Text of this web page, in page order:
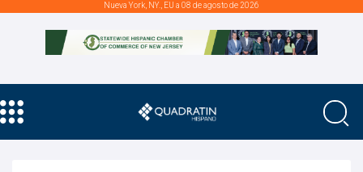
Nueva York, NY., EU a 08 de agosto de 2026